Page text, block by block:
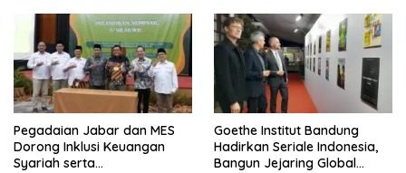
Pegadaian Jabar dan MES
Dorong Inklusi Keuangan
Syariah serta
Goethe Institut Bandung
Hadirkan Seriale Indonesia,
Bangun Jejaring Global